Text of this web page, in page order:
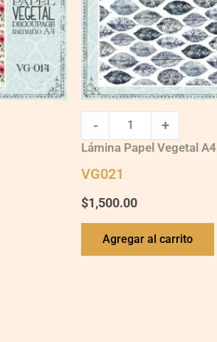
- +
Lámina Papel Vegetal A4
VG021
$1,500.00
Agregar al carrito